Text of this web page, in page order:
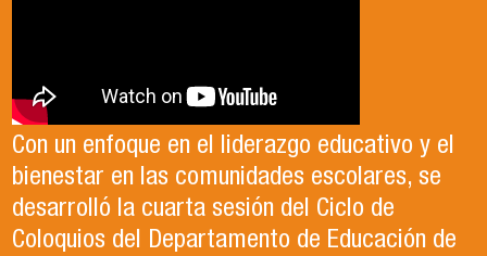
Con un enfoque en el liderazgo educativo y el
bienestar en las comunidades escolares, se
desarrolló la cuarta sesión del Ciclo de
Coloquios del Departamento de Educación de